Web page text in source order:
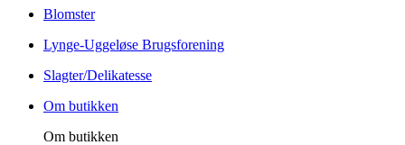
Blomster
Lynge-Uggeløse Brugsforening
Slagter/Delikatesse
Om butikken
Om butikken